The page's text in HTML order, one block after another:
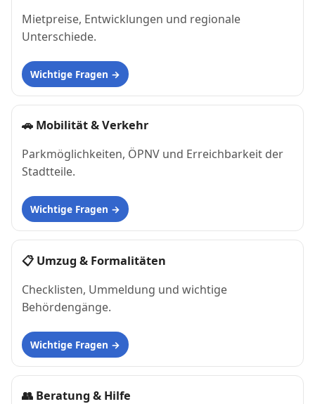
Mietpreise, Entwicklungen und regionale
Unterschiede.
Wichtige Fragen
🚗 Mobilität & Verkehr
Parkmöglichkeiten, ÖPNV und Erreichbarkeit der
Stadtteile.
Wichtige Fragen
📋 Umzug & Formalitäten
Checklisten, Ummeldung und wichtige
Behördengänge.
Wichtige Fragen
👥 Beratung & Hilfe